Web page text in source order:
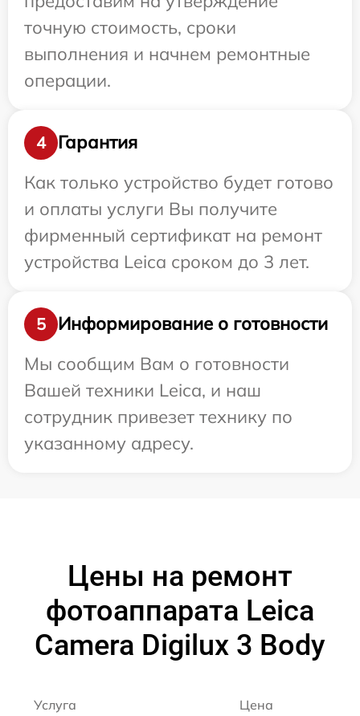
точную стоимость, сроки
выполнения и начнем ремонтные
операции.
4
Гарантия
Как только устройство будет готово
и оплаты услуги Вы получите
фирменный сертификат на ремонт
устройства Leica сроком до 3 лет.
5
Информирование о готовности
Мы сообщим Вам о готовности
Вашей техники Leica, и наш
сотрудник привезет технику по
указанному адресу.
Цены на ремонт
фотоаппарата Leica
Camera Digilux 3 Body
Услуга Цена